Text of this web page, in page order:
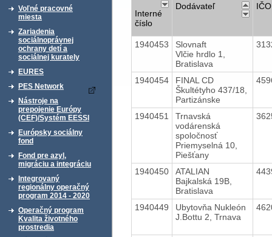
Voľné pracovné
miesta
Zariadenia
sociálnoprávnej
ochrany detí a
sociálnej kurately
EURES
PES Network
Nástroje na
prepojenie Európy
(CEF)/Systém EESSI
Európsky sociálny
fond
Fond pre azyl,
migráciu a integráciu
Integrovaný
regionálny operačný
program 2014 - 2020
Operačný program
Kvalita životného
prostredia
Interné
číslo
Dodávateľ IČO
1940453
Slovnaft
Vlčie hrdlo 1,
Bratislava
1940454
FINAL CD
Škultétyho 437/18,
Partizánske
1940451
Trnavská
vodárenská
spoločnosť
Priemyselná 10,
Piešťany
1940450
ATALIAN
Bajkalská 19B,
Bratislava
1940449
Ubytovňa Nukleón
J.Bottu 2, Trnava